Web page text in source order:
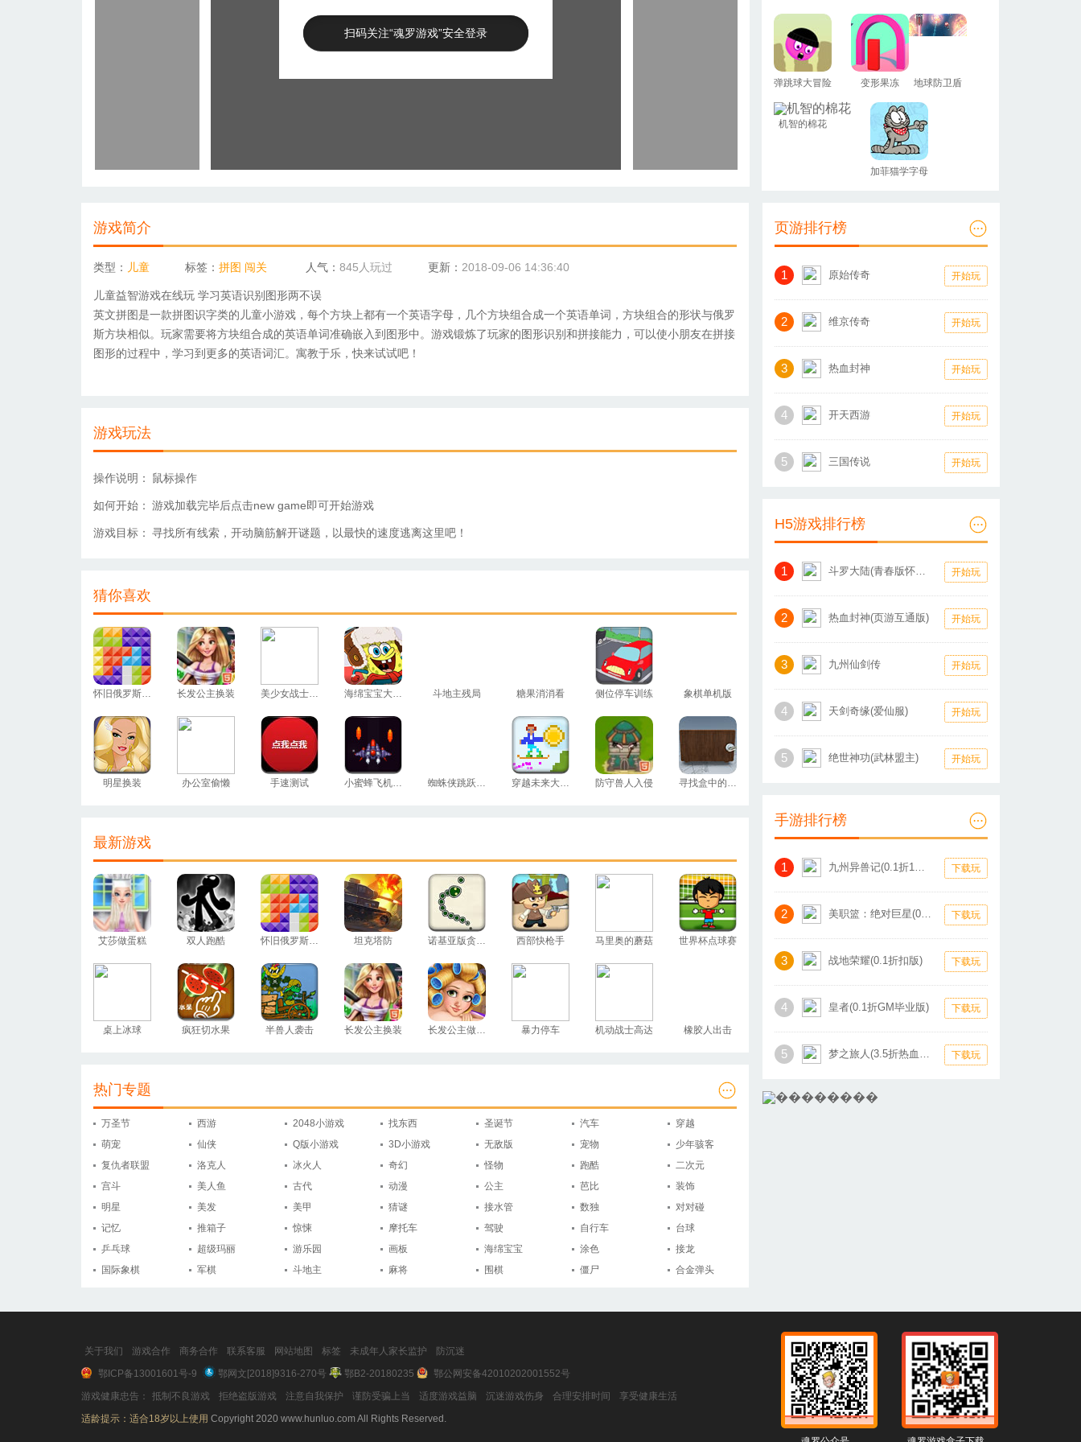
扫码关注“魂罗游戏”安全登录
弹跳球大冒险 变形果冻 地球防卫盾
机智的棉花
加菲猫学字母
游戏简介
类型： 儿童 标签： 拼图 闯关 人气： 845人玩过 更新： 2018-09-06 14:36:40
儿童益智游戏在线玩 学习英语识别图形两不误
英文拼图是一款拼图识字类的儿童小游戏，每个方块上都有一个英语字母，几个方块组合成一个英语单词，方块组合的形状与俄罗
斯方块相似。玩家需要将方块组合成的英语单词准确嵌入到图形中。游戏锻炼了玩家的图形识别和拼接能力，可以使小朋友在拼接
图形的过程中，学习到更多的英语词汇。寓教于乐，快来试试吧！
游戏玩法
操作说明： 鼠标操作
如何开始： 游戏加载完毕后点击new game即可开始游戏
游戏目标： 寻找所有线索，开动脑筋解开谜题，以最快的速度逃离这里吧！
猜你喜欢
怀旧俄罗斯方块 长发公主换装 美少女战士换装 海绵宝宝大富翁 斗地主残局 糖果消消看 侧位停车训练 象棋单机版
明星换装 办公室偷懒 手速测试 小蜜蜂飞机大战 蜘蛛侠跳跃测试 穿越未来大冒险 防守兽人入侵 寻找盒中的秘密
最新游戏
艾莎做蛋糕 双人跑酷 怀旧俄罗斯方块 坦克塔防 诺基亚版贪吃蛇 西部快枪手 马里奥的蘑菇 世界杯点球赛
桌上冰球 疯狂切水果 半兽人袭击 长发公主换装 长发公主做护理 暴力停车 机动战士高达 橡胶人出击
热门专题
万圣节 西游 2048小游戏 找东西 圣诞节 汽车
穿越
萌宠
仙侠 Q版小游戏 3D小游戏 无敌版 宠物
少年骇客
复仇者联盟
洛克人 冰火人 奇幻 怪物 跑酷
二次元
宫斗
美人鱼 古代 动漫 公主 芭比
装饰
明星
美发 美甲 猜谜 接水管 数独
对对碰
记忆
推箱子 惊悚 摩托车 驾驶 自行车
台球
乒乓球
超级玛丽 游乐园 画板 海绵宝宝 涂色
接龙
国际象棋
军棋 斗地主 麻将 围棋 僵尸 合金弹头
页游排行榜
1 原始传奇 开始玩
2 维京传奇 开始玩
3 热血封神 开始玩
4 开天西游 开始玩
5 三国传说 开始玩
H5游戏排行榜
1 斗罗大陆(青春版怀旧服) 开始玩
2 热血封神(页游互通版) 开始玩
3 九州仙剑传 开始玩
4 天剑奇缘(爱仙服) 开始玩
5 绝世神功(武林盟主) 开始玩
手游排行榜
1 九州异兽记(0.1折1W免费版) 下载玩
2 美职篮：绝对巨星(0.1折卡牌) 下载玩
3 战地荣耀(0.1折扣版) 下载玩
4 皇者(0.1折GM毕业版) 下载玩
5 梦之旅人(3.5折热血霸业) 下载玩
关于我们 游戏合作 商务合作 联系客服 网站地图 标签 未成年人家长监护
防沉迷
鄂ICP备13001601号-9
鄂网文[2018]9316-270号 鄂B2-20180235
鄂公网安备42010202001552号
游戏健康忠告：
抵制不良游戏 拒绝盗版游戏 注意自我保护 谨防受骗上当 适度游戏益脑 沉迷游戏伤身 合理安排时间
享受健康生活
适龄提示：适合18岁以上使用 Copyright 2020 www.hunluo.com All Rights Reserved.